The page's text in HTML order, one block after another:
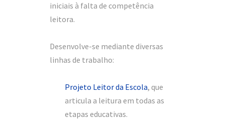
iniciais à falta de competência
leitora.
Desenvolve-se mediante diversas
linhas de trabalho:
Projeto Leitor da Escola, que
articula a leitura em todas as
etapas educativas.